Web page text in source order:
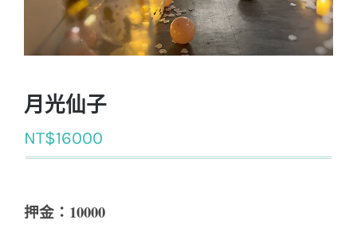
月光仙子
NT$16000
押金：10000